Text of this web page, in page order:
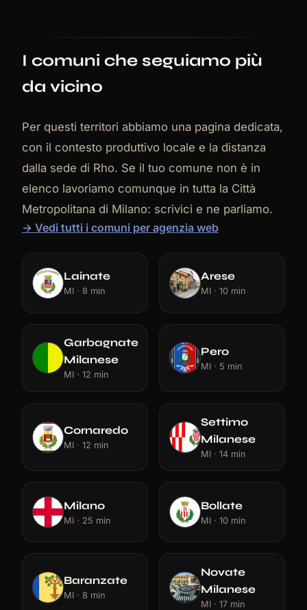
I comuni che seguiamo più
da vicino
Per questi territori abbiamo una pagina dedicata,
con il contesto produttivo locale e la distanza
dalla sede di Rho. Se il tuo comune non è in
elenco lavoriamo comunque in tutta la Città
Metropolitana di Milano: scrivici e ne parliamo.
→ Vedi tutti i comuni per agenzia web
Lainate
MI · 8 min
Arese
MI · 10 min
Garbagnate
Milanese
MI · 12 min
Pero
MI · 5 min
Cornaredo
MI · 12 min
Settimo
Milanese
MI · 14 min
Milano
MI · 25 min
Bollate
MI · 10 min
Baranzate
MI · 8 min
Novate
Milanese
MI · 17 min